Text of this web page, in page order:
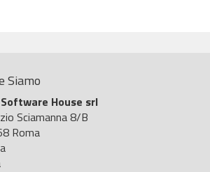
Siamo
Software House srl
Sciamanna 8/B
Roma